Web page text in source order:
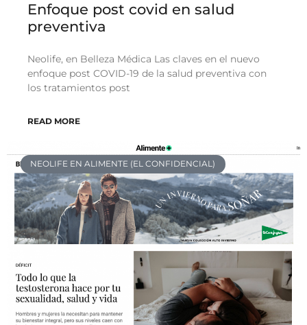
Enfoque post covid en salud
preventiva
Neolife, en Belleza Médica Las claves en el nuevo
enfoque post COVID-19 de la salud preventiva con
los tratamientos post
READ MORE
NEOLIFE EN ALIMENTE (EL CONFIDENCIAL)